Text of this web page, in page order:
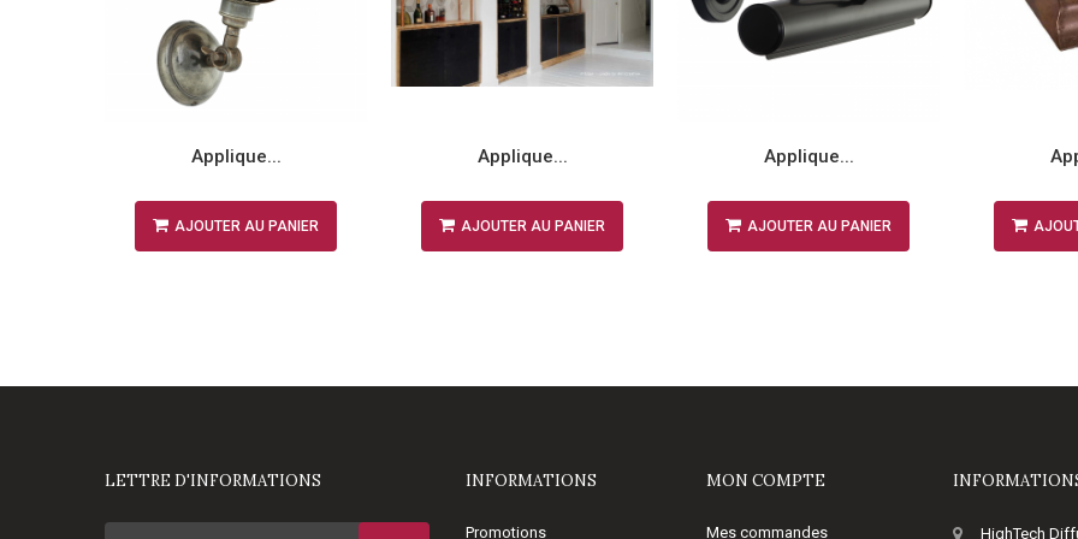
Applique...
AJOUTER AU PANIER
Applique...
AJOUTER AU PANIER
Applique...
AJOUTER AU PANIER
LETTRE D'INFORMATIONS INFORMATIONS
Promotions
MON COMPTE
Mes commandes HighTech